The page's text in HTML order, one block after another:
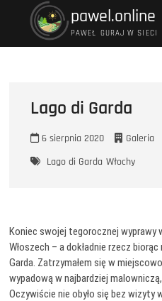
pawel.online
PAWEŁ GURAJ W SIECI
Lago di Garda
6 sierpnia 2020 Galeria
Lago di Garda Włochy
Koniec swojej tegorocznej wyprawy
Włoszech – a dokładnie rzecz
Garda. Zatrzymałem się w
wypadową w najbardziej
Oczywiście nie obyło się bez wizyty